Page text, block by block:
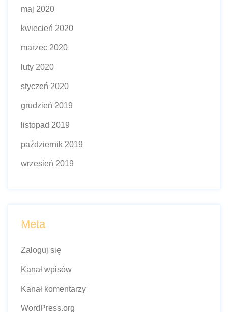
maj 2020
kwiecień 2020
marzec 2020
luty 2020
styczeń 2020
grudzień 2019
listopad 2019
październik 2019
wrzesień 2019
Meta
Zaloguj się
Kanał wpisów
Kanał komentarzy
WordPress.org